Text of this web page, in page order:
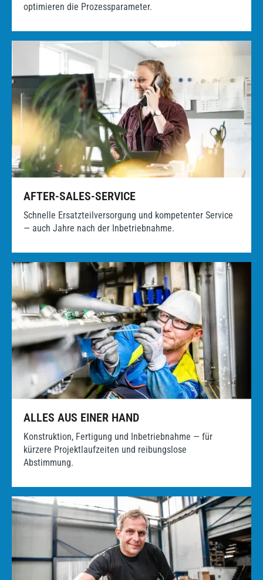
optimieren die Prozessparameter.
AFTER-SALES-SERVICE
Schnelle Ersatzteilversorgung und kompetenter Service
— auch Jahre nach der Inbetriebnahme.
ALLES AUS EINER HAND
Konstruktion, Fertigung und Inbetriebnahme — für
kürzere Projektlaufzeiten und reibungslose
Abstimmung.